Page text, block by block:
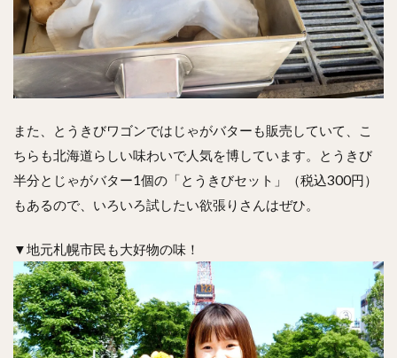
また、とうきびワゴンではじゃがバターも販売していて、こ
ちらも北海道らしい味わいで人気を博しています。とうきび
半分とじゃがバター1個の「とうきびセット」（税込300円）
もあるので、いろいろ試したい欲張りさんはぜひ。
▼地元札幌市民も大好物の味！